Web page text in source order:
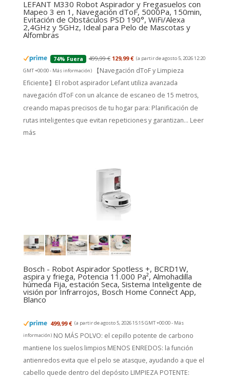
LEFANT M330 Robot Aspirador y Fregasuelos con
Mapeo 3 en 1, Navegación dToF, 5000Pa, 150min,
Evitación de Obstáculos PSD 190°, WiFi/Alexa
2,4GHz y 5GHz, Ideal para Pelo de Mascotas y
Alfombras
74% Fuera 499,99 € 129,99 € (a partir de agosto 5, 2026 12:20
GMT +00:00 - Más información)
【Navegación dToF y Limpieza
Eficiente】El robot aspirador Lefant utiliza avanzada
navegación dToF con un alcance de escaneo de 15 metros,
creando mapas precisos de tu hogar para: Planificación de
rutas inteligentes que evitan repeticiones y garantizan... Leer
más
Bosch - Robot Aspirador Spotless +, BCRD1W,
aspira y friega, Potencia 11.000 Pa², Almohadilla
húmeda Fija, estación Seca, Sistema Inteligente de
visión por Infrarrojos, Bosch Home Connect App,
Blanco
499,99 € (a partir de agosto 5, 2026 15:15 GMT +00:00 - Más
información) NO MÁS POLVO: el cepillo potente de carbono
mantiene los suelos limpios MENOS ENREDOS: la función
antienredos evita que el pelo se atasque, ayudando a que el
cabello quede dentro del depósito LIMPIEZA POTENTE: